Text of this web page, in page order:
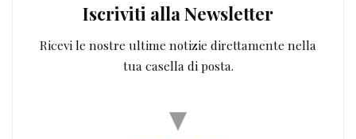
Iscriviti alla Newsletter
Ricevi le nostre ultime notizie direttamente nella
tua casella di posta.